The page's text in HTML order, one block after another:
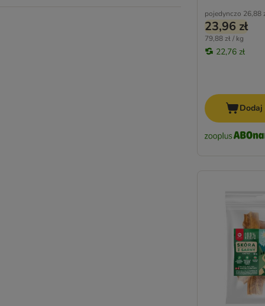
pojedynczo 26,88
23,96 zł
79,88 zł / kg
22,76 zł
Dodaj